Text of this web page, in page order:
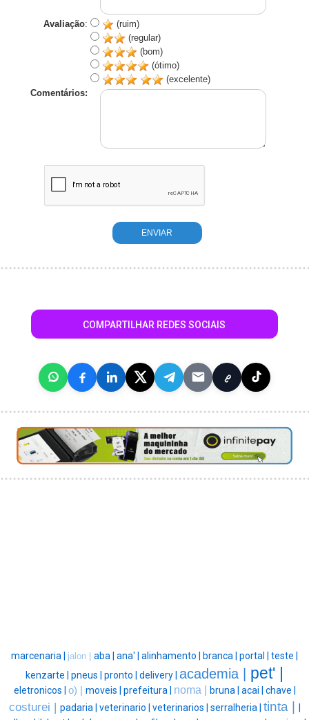
Avaliação:
(ruim)
(regular)
(bom)
(ótimo)
(excelente)
Comentários:
COMPARTILHAR REDES SOCIAIS
marcenaria | jalon | aba | ana' | alinhamento | branca | portal | teste |
kenzarte | pneus | pronto | delivery | academia | pet' |
eletronicos | o) | moveis | prefeitura | noma | bruna | acai | chave |
costurei | padaria | veterinario | veterinarios | serralheria | tinta |